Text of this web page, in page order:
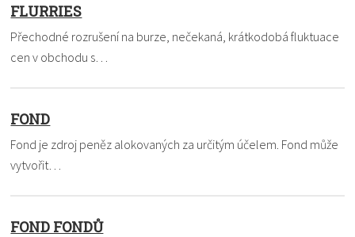
FLURRIES
Přechodné rozrušení na burze, nečekaná, krátkodobá fluktuace
cen v obchodu s…
FOND
Fond je zdroj peněz alokovaných za určitým účelem. Fond může
vytvořit…
FOND FONDŮ